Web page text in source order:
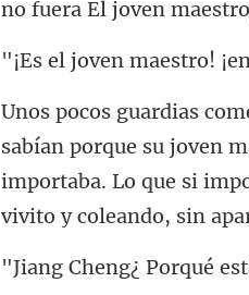
importaba. Lo que si
Porqué